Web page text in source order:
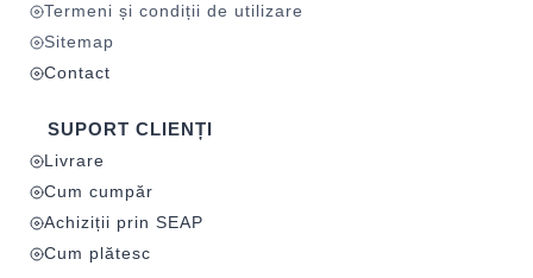
Termeni și condiții de utilizare
Sitemap
Contact
SUPORT CLIENȚI
Livrare
Cum cumpăr
Achiziții prin SEAP
Cum plătesc